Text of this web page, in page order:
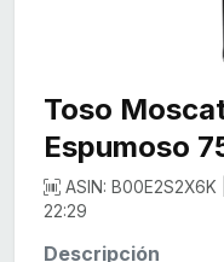
Toso
Espumoso
ASIN: B00E2S2X6K |
22:29
Descripción